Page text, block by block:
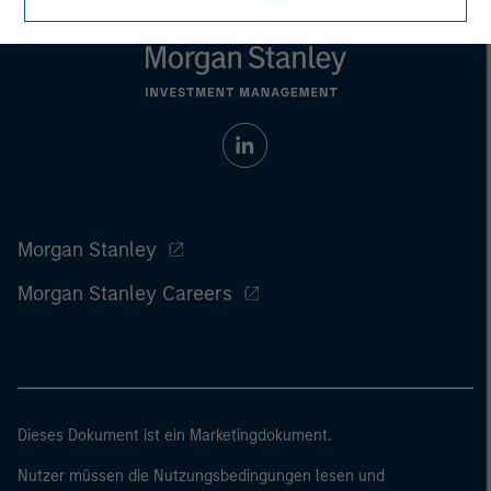
Morgan Stanley
Morgan Stanley Careers
Dieses Dokument ist ein Marketingdokument.
Nutzer müssen die Nutzungsbedingungen lesen und